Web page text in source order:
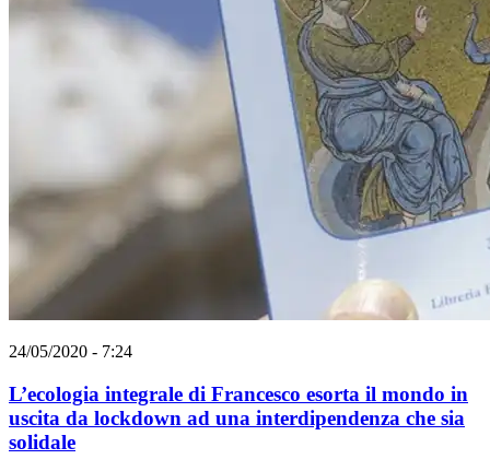
24/05/2020 - 7:24
L’ecologia integrale di Francesco esorta il mondo in
uscita da lockdown ad una interdipendenza che sia
solidale